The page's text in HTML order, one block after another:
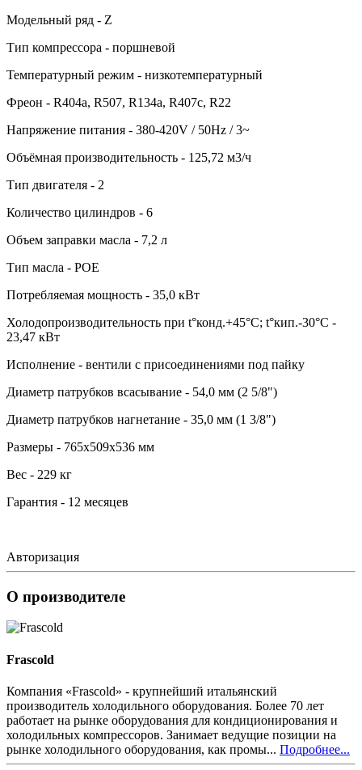
Модельный ряд - Z
Тип компрессора - поршневой
Температурный режим - низкотемпературный
Фреон - R404a, R507, R134a, R407c, R22
Напряжение питания - 380-420V / 50Hz / 3~
Объёмная производительность - 125,72 м3/ч
Тип двигателя - 2
Количество цилиндров - 6
Объем заправки масла - 7,2 л
Тип масла - POE
Потребляемая мощность - 35,0 кВт
Холодопроизводительность при t°конд.+45°С; t°кип.-30°С -
23,47 кВт
Исполнение - вентили с присоединениями под пайку
Диаметр патрубков всасывание - 54,0 мм (2 5/8")
Диаметр патрубков нагнетание - 35,0 мм (1 3/8")
Размеры - 765х509х536 мм
Вес - 229 кг
Гарантия - 12 месяцев
Авторизация
О производителе
Frascold
Компания «Frascold» - крупнейший итальянский
производитель холодильного оборудования. Более 70 лет
работает на рынке оборудования для кондиционирования и
холодильных компрессоров. Занимает ведущие позиции на
рынке холодильного оборудования, как промы... Подробнее...